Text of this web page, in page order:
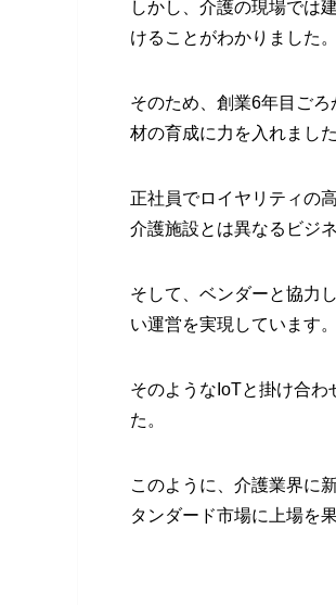
しかし、介護の現場では
けることがわかりました。
そのため、創業6年目ご
材の育成に力を入れました
正社員でロイヤリティの
介護施設とは異なるビジ
そして、ベンダーと協力
い運営を実現しています。
そのようなIoTと掛け合
た。
このように、介護業界に
タンダード市場に上場を